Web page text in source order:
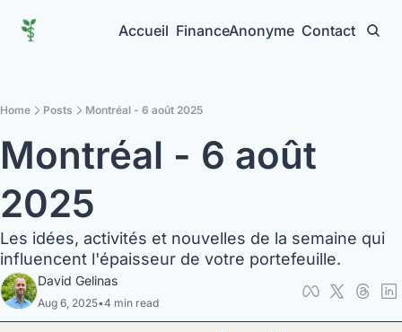
Accueil FinanceAnonyme Contact
Home Posts Montréal - 6 août 2025
Montréal - 6 août
2025
Les idées, activités et nouvelles de la semaine qui
influencent l'épaisseur de votre portefeuille.
David Gelinas
Aug 6, 2025•4 min read